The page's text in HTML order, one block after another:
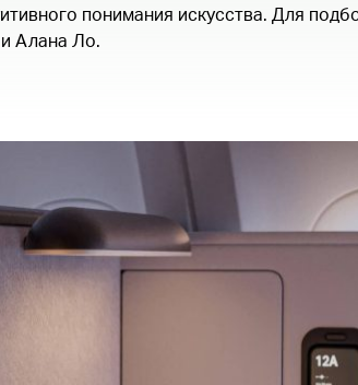
понимания искусства. Для
Алана Ло.